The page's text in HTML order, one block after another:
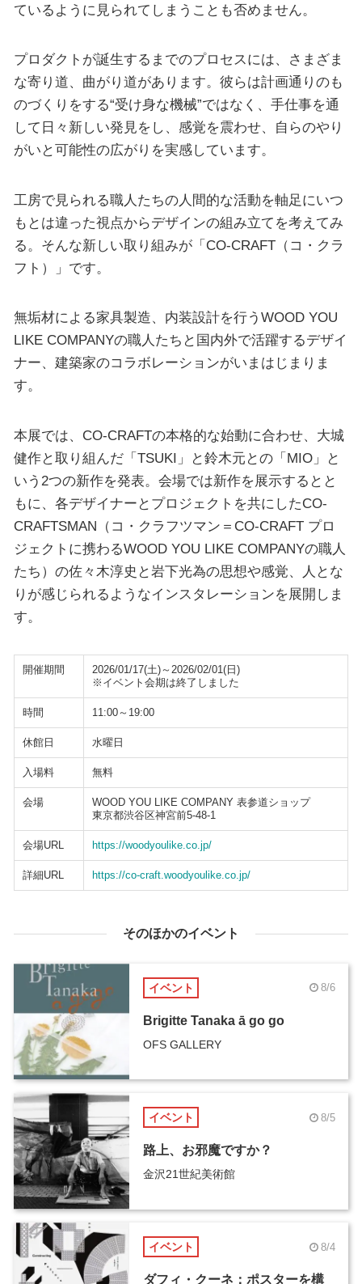
ているように見られてしまうことも否めません。
プロダクトが誕生するまでのプロセスには、さまざま
な寄り道、曲がり道があります。彼らは計画通りのも
のづくりをする“受け身な機械”ではなく、手仕事を通
して日々新しい発見をし、感覚を震わせ、自らのやり
がいと可能性の広がりを実感しています。
工房で見られる職人たちの人間的な活動を軸足にいつ
もとは違った視点からデザインの組み立てを考えてみ
る。そんな新しい取り組みが「CO-CRAFT（コ・クラ
フト）」です。
無垢材による家具製造、内装設計を行うWOOD YOU
LIKE COMPANYの職人たちと国内外で活躍するデザイ
ナー、建築家のコラボレーションがいまはじまりま
す。
本展では、CO-CRAFTの本格的な始動に合わせ、大城
健作と取り組んだ「TSUKI」と鈴木元との「MIO」と
いう2つの新作を発表。会場では新作を展示するとと
もに、各デザイナーとプロジェクトを共にしたCO-
CRAFTSMAN（コ・クラフツマン＝CO-CRAFT プロ
ジェクトに携わるWOOD YOU LIKE COMPANYの職人
たち）の佐々木淳史と岩下光為の思想や感覚、人とな
りが感じられるようなインスタレーションを展開しま
す。
開催期間
2026/01/17(土)～2026/02/01(日)
※イベント会期は終了しました
時間 11:00～19:00
休館日 水曜日
入場料 無料
会場
WOOD YOU LIKE COMPANY 表参道ショップ
東京都渋谷区神宮前5-48-1
会場URL https://woodyoulike.co.jp/
詳細URL https://co-craft.woodyoulike.co.jp/
そのほかのイベント
イベント 8/6
Brigitte Tanaka ā go go
OFS GALLERY
イベント 8/5
路上、お邪魔ですか？
金沢21世紀美術館
イベント 8/4
ダフィ・クーネ：ポスターを構